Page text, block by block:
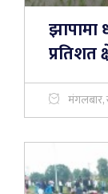
झापामा
प्रतिशत
मंगलबार,